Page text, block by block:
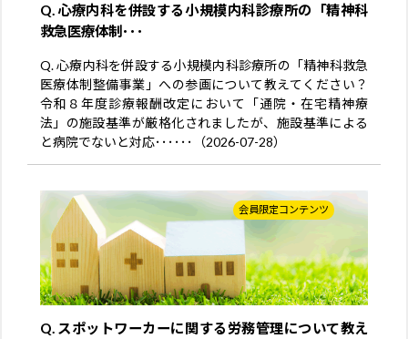
Q. 心療内科を併設する小規模内科診療所の「精神科
救急医療体制･･･
Q. 心療内科を併設する小規模内科診療所の「精神科救急
医療体制整備事業」への参画について教えてください？
令和８年度診療報酬改定において「通院・在宅精神療
法」の施設基準が厳格化されましたが、施設基準による
と病院でないと対応･･････（2026-07-28）
会員限定コンテンツ
Q. スポットワーカーに関する労務管理について教え